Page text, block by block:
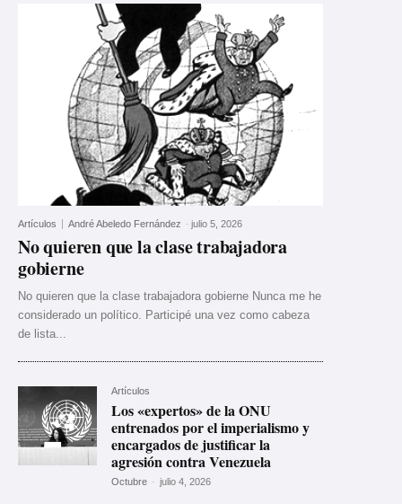
Artículos André Abeledo Fernández - julio 5, 2026
No quieren que la clase trabajadora
gobierne
No quieren que la clase trabajadora gobierne Nunca me he
considerado un político. Participé una vez como cabeza
de lista...
Artículos
Los «expertos» de la ONU
entrenados por el imperialismo y
encargados de justificar la
agresión contra Venezuela
Octubre - julio 4, 2026